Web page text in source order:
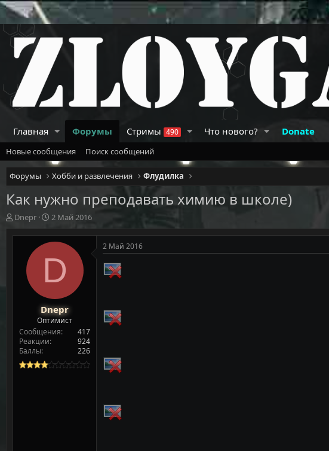
Главная Форумы Стримы 490 Что нового? Donate
Новые сообщения Поиск сообщений
Форумы Хобби и развлечения Флудилка
Как нужно преподавать химию в школе)
А
в
т
Dnepr
Д
а
т
н
ч
л
а
2 Май 2016
D
Dnepr
Оптимист
Сообщения
417
Реакции
924
Баллы
226
2 Май 2016